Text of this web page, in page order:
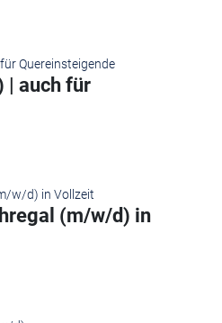
| auch für
(m/w/d) in